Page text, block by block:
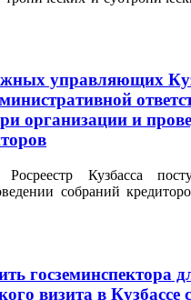
управляющих
организации и
Кузбасса
собраний
госземинспектора
визита в Кузбассе